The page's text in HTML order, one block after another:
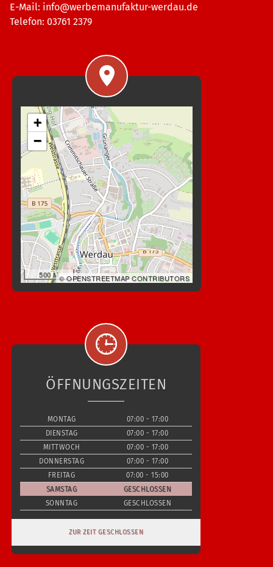
E-Mail: info@werbemanufaktur-werdau.de
Telefon: 03761 2379
+
−
500 M© OPENSTREETMAP CONTRIBUTORS
ÖFFNUNGSZEITEN
MONTAG
07:00 - 17:00
DIENSTAG
07:00 - 17:00
MITTWOCH
07:00 - 17:00
DONNERSTAG
07:00 - 17:00
FREITAG
07:00 - 15:00
SAMSTAG
GESCHLOSSEN
SONNTAG
GESCHLOSSEN
ZUR ZEIT GESCHLOSSEN